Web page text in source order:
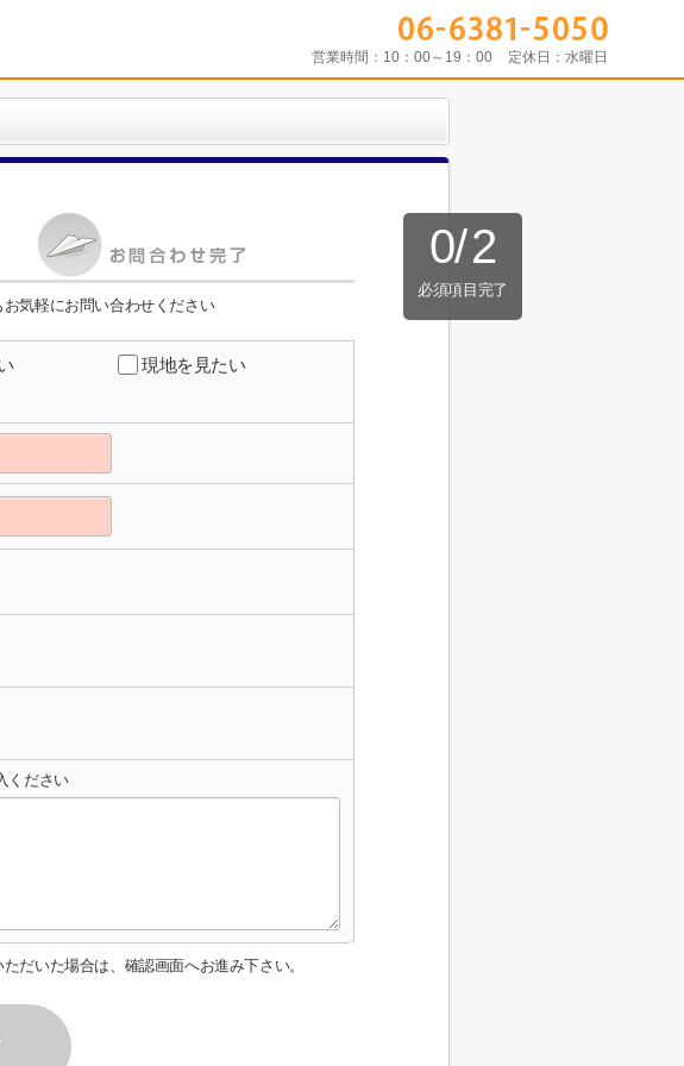
営業時間： 10：00～19：00 定休日： 水曜日
0/2
必須項目完了
気軽にお問い合わせください
現地を見たい
ください
だいた場合は、確認画面へお進み下さい。